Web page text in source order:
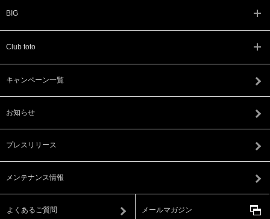
BIG
Club toto
キャンペーン一覧
お知らせ
プレスリリース
メンテナンス情報
よくあるご質問 メールマガジン